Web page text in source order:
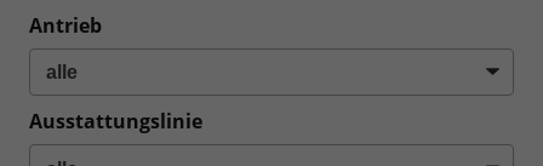
Antrieb
Ausstattungslinie